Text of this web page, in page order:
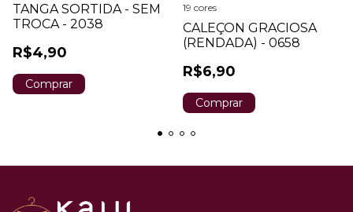
TANGA SORTIDA - SEM
TROCA - 2038
R$4,90
Comprar
CALEÇON GRACIOSA
(RENDADA) - 0658
R$6,90
19 cores
Comprar